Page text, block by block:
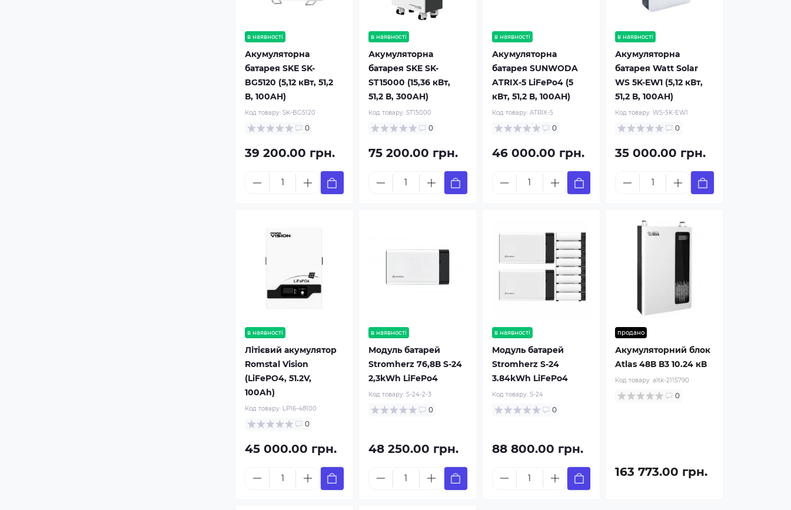
в наявності
Акумуляторна
батарея SKE SK-
BG5120 (5,12 кВт, 51,2
В, 100AH)
Код товару: SK-BG5120
0
39 200.00 грн.
в наявності
Акумуляторна
батарея SKE SK-
ST15000 (15,36 кВт,
51,2 В, 300AH)
Код товару: ST15000
0
75 200.00 грн.
в наявності
Акумуляторна
батарея SUNWODA
ATRIX-5 LiFePo4 (5
кВт, 51,2 В, 100AH)
Код товару: ATRIX-5
0
46 000.00 грн.
в наявності
Акумуляторна
батарея Watt Solar
WS 5K-EW1 (5,12 кВт,
51,2 В, 100AH)
Код товару:WS-5K-EW1
0
35 000.00 грн.
в наявності
Літієвий акумулятор
Romstal Vision
(LiFePO4, 51.2V,
100Ah)
Код товару: LP16-48100
0
45 000.00 грн.
в наявності
Модуль батарей
Stromherz 76,8В S-24
2,3kWh LiFePo4
Код товару: S-24-2-3
0
48 250.00 грн.
в наявності
Модуль батарей
Stromherz S-24
3.84kWh LiFePo4
Код товару: S-24
0
88 800.00 грн.
продано
Акумуляторний блок
Atlas 48В В3 10.24 кВ
Код товару:altk-2115790
0
163 773.00 грн.